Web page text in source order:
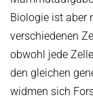
Biologie ist aber
verschiedenen
obwohl jede
den gleichen
widmen sich